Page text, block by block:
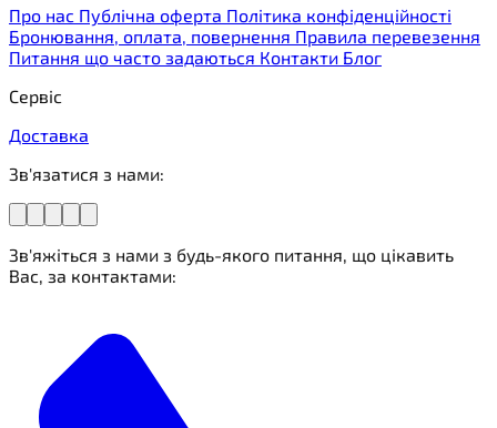
Про нас Публічна оферта Політика конфіденційності
Бронювання, оплата, повернення Правила перевезення
Питання що часто задаються Контакти Блог
Сервіс
Доставка
Зв'язатися з нами:
Зв'яжіться з нами з будь-якого питання, що цікавить
Вас, за контактами: